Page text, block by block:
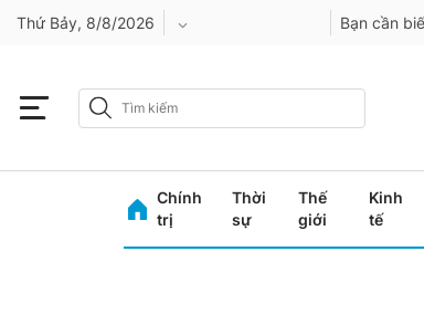
Thứ Bảy, 8/8/2026
Bình Phước
Bạn cần
Chính
trị
Thời
sự
Thế
giới
Kinh
tế